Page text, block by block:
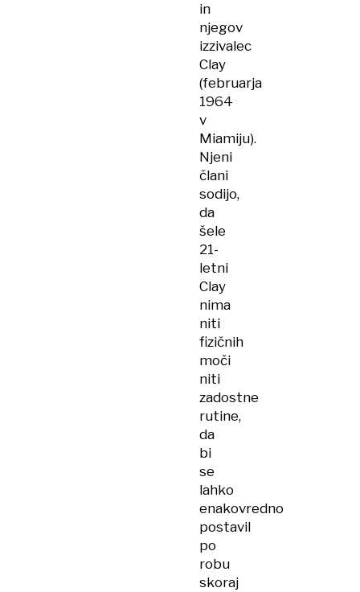
in
njegov
izzivalec
Clay
(februarja
1964
v
Miamiju).
Njeni
člani
sodijo,
da
šele
21-
letni
Clay
nima
niti
fizičnih
moči
niti
zadostne
rutine,
da
bi
se
lahko
enakovredno
postavil
po
robu
skoraj